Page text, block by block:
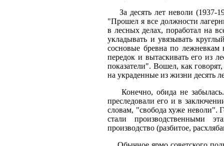
За десять лет неволи (1937-
"Прошел я все должности
в лесных делах, поработал на
укладывать и увязывать
сосновые бревна по лежневкам
передок и вытаскивать его из
показатели". Вошел, как
на украденные из жизни десять
Конечно, обида не забылась.
преследовали его и в
словам, "свобода хуже неволи".
стали производственными
производство (разбитое,